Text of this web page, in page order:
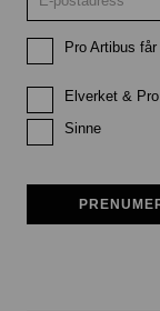
Pro Artibus
Elverket &
Sinne